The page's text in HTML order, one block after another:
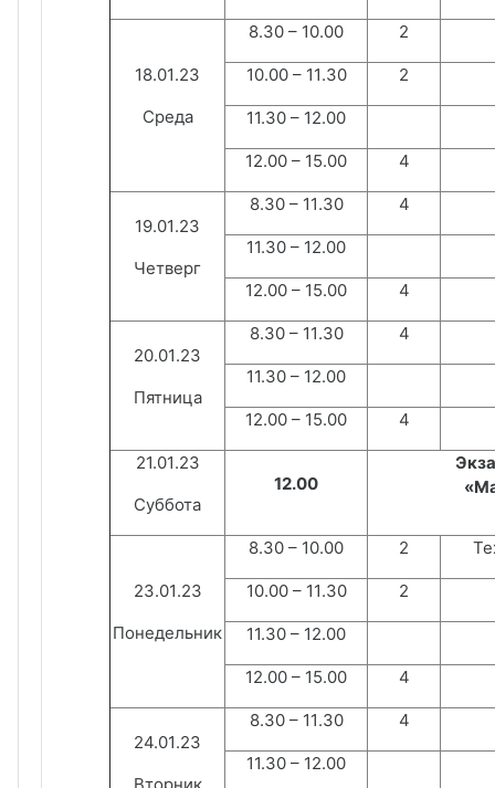
18.01.23
Среда
8.30 – 10.00 2
10.00 – 11.30 2
11.30 – 12.00
12.00 – 15.00 4
19.01.23
Четверг
8.30 – 11.30 4
11.30 – 12.00
12.00 – 15.00 4
20.01.23
Пятница
8.30 – 11.30 4
11.30 – 12.00
12.00 – 15.00 4
21.01.23
Суббота
12.00
23.01.23
Понедельник
8.30 – 10.00 2
10.00 – 11.30 2
11.30 – 12.00
12.00 – 15.00 4
24.01.23
Вторник
8.30 – 11.30 4
11.30 – 12.00